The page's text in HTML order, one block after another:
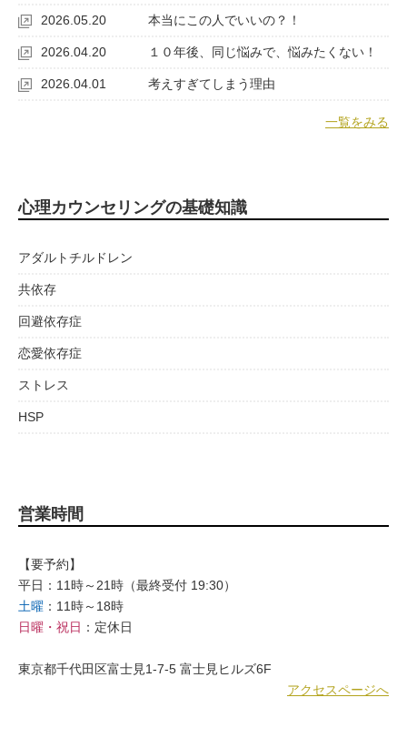
2026.05.20 本当にこの人でいいの？！
2026.04.20 １０年後、同じ悩みで、悩みたくない！
2026.04.01 考えすぎてしまう理由
一覧をみる
心理カウンセリングの基礎知識
アダルトチルドレン
共依存
回避依存症
恋愛依存症
ストレス
HSP
営業時間
【要予約】
平日：11時～21時（最終受付 19:30）
土曜 ：11時～18時
日曜・祝日 ：定休日
東京都千代田区富士見1-7-5 富士見ヒルズ6F
アクセスページへ